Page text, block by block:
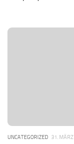
UNCATEGORIZED 31.